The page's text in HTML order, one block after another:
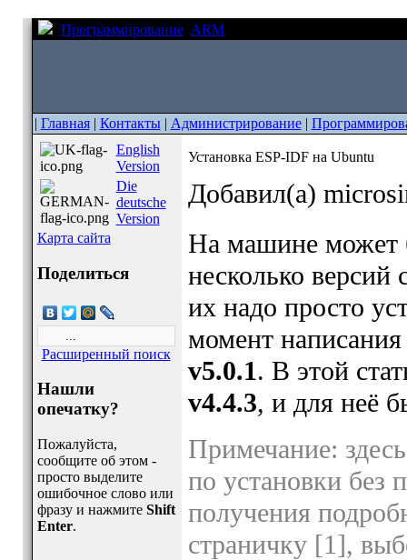
Программирование ARM
| Главная| Контакты| Администрирование|
English
Version
Die
deutsche
Version
Карта сайта
Поделиться
Расширенный поиск
Нашли
опечатку?
Пожалуйста,
сообщите об этом -
просто выделите
ошибочное слово или
фразу и нажмите Shift
Enter.
Установка ESP-IDF на Ubuntu
Добавил(а)
На машине может
несколько версий
их надо просто
момент написания
v5.0.1. В этой
v4.4.3, и для неё
Примечание:
по установки без
получения
страничку [1],